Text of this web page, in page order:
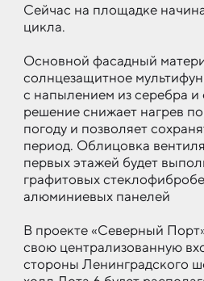
Сейчас на площадке
цикла.
Основной фасадный
солнцезащитное
с напылением из серебра и
решение снижает нагрев
погоду и позволяет
период. Облицовка
первых этажей будет
графитовых
алюминиевых панелей
В проекте «Северный
свою централизованную
стороны Ленинградского